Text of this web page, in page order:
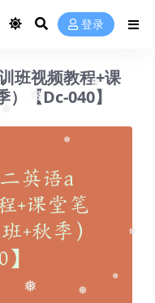
❅
❅
❅
登录
班视频教程+课
【Dc-040】